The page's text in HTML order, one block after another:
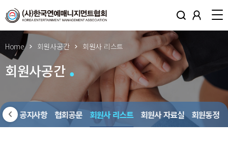
Home 회원사공간 회원사 리스트
회원사공간
원사 공지사항 협회공문 회원사 리스트 회원사 자료실 회원동정